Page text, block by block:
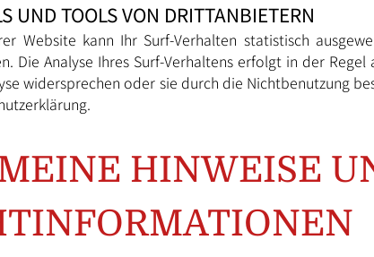
UND TOOLS VON DRITTANBIETERN
Website kann Ihr Surf-Verhalten statistisch
Die Analyse Ihres Surf-Verhaltens erfolgt in der
widersprechen oder sie durch die Nichtbenutzung
HINWEISE